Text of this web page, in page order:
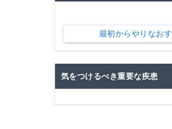
最初からやりなおす
気をつけるべき重要な疾患